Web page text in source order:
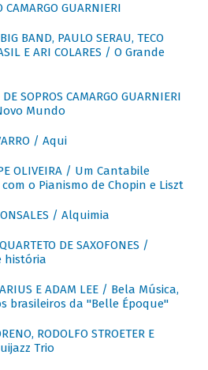
CAMARGO GUARNIERI
BAND, PAULO SERAU, TECO
E ARI COLARES / O Grande
SOPROS CAMARGO GUARNIERI
Mundo
/ Aqui
OLIVEIRA / Um Cantabile
o Pianismo de Chopin e Liszt
/ Alquimia
DE SAXOFONES /
história
E ADAM LEE / Bela Música,
brasileiros da "Belle Époque"
RODOLFO STROETER E
Trio